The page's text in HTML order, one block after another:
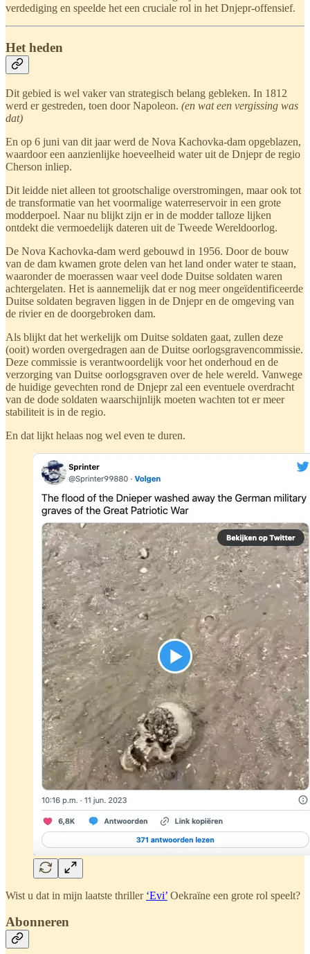
verdediging en speelde het een cruciale rol in het Dnjepr-offensief.
Het heden
Dit gebied is wel vaker van strategisch belang gebleken. In 1812
werd er gestreden, toen door Napoleon. (en wat een vergissing was
dat)
En op 6 juni van dit jaar werd de Nova Kachovka-dam opgeblazen,
waardoor een aanzienlijke hoeveelheid water uit de Dnjepr de regio
Cherson inliep.
Dit leidde niet alleen tot grootschalige overstromingen, maar ook tot
de transformatie van het voormalige waterreservoir in een grote
modderpoel. Naar nu blijkt zijn er in de modder talloze lijken
ontdekt die vermoedelijk dateren uit de Tweede Wereldoorlog.
De Nova Kachovka-dam werd gebouwd in 1956. Door de bouw
van de dam kwamen grote delen van het land onder water te staan,
waaronder de moerassen waar veel dode Duitse soldaten waren
achtergelaten. Het is aannemelijk dat er nog meer ongeïdentificeerde
Duitse soldaten begraven liggen in de Dnjepr en de omgeving van
de rivier en de doorgebroken dam.
Als blijkt dat het werkelijk om Duitse soldaten gaat, zullen deze
(ooit) worden overgedragen aan de Duitse oorlogsgravencommissie.
Deze commissie is verantwoordelijk voor het onderhoud en de
verzorging van Duitse oorlogsgraven over de hele wereld. Vanwege
de huidige gevechten rond de Dnjepr zal een eventuele overdracht
van de dode soldaten waarschijnlijk moeten wachten tot er meer
stabiliteit is in de regio.
En dat lijkt helaas nog wel even te duren.
Wist u dat in mijn laatste thriller ‘Evi’ Oekraïne een grote rol speelt?
Abonneren